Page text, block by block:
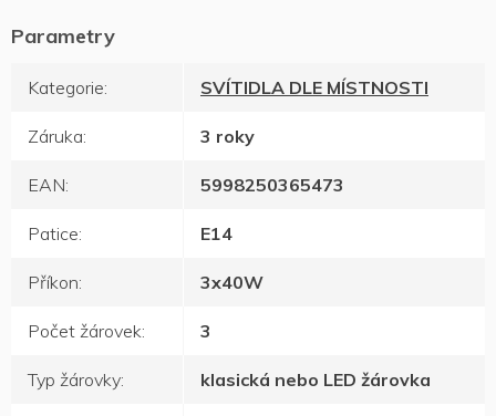
Kategorie: SVÍTIDLA DLE MÍSTNOSTI
Záruka: 3 roky
EAN: 5998250365473
Patice: E14
Příkon: 3x40W
Počet žárovek: 3
Typ žárovky: klasická nebo LED žárovka